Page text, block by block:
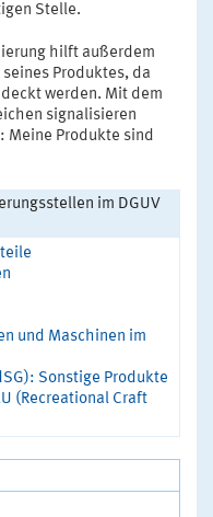
Stelle.
hilft außerdem
Produktes, da
werden. Mit dem
signalisieren
Meine Produkte sind
im DGUV
und Maschinen im
Sonstige Produkte
(Recreational Craft